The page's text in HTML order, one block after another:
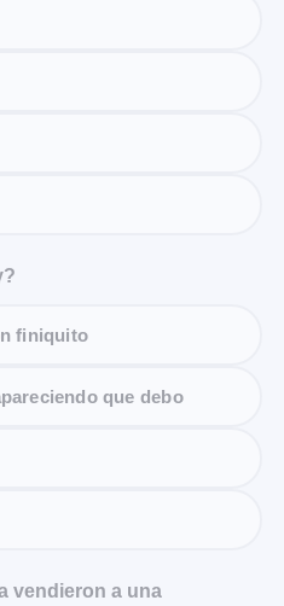
finiquito
que debo
vendieron a una